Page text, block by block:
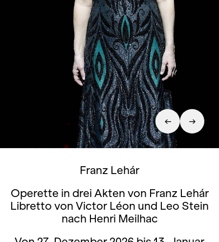
Franz Lehár
Operette in drei Akten von Franz Lehár
Libretto von Victor Léon und Leo Stein
nach Henri Meilhac